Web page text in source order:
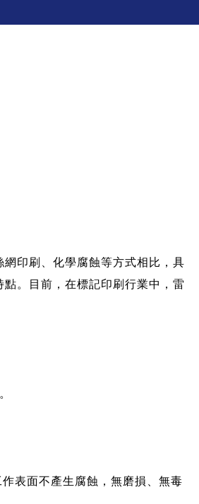
印刷、化學腐蝕等方式相比，具
。目前，在標記印刷行業中，雷
。
表面不產生腐蝕，無磨損、無毒